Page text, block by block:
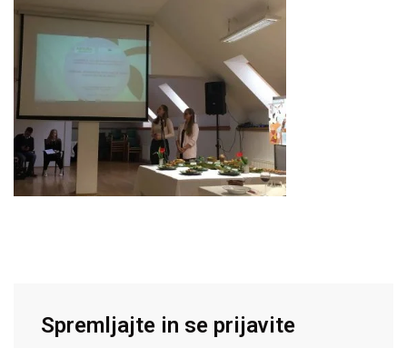
Spremljajte in se prijavite